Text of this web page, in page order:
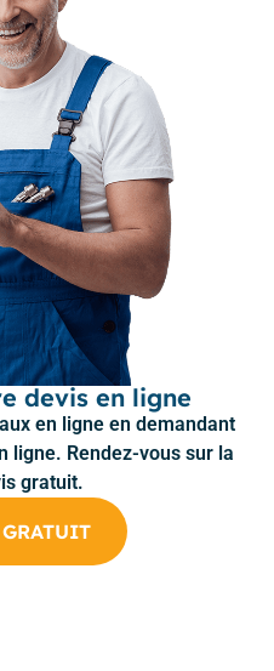
devis en ligne
en ligne en demandant
ligne. Rendez-vous sur la
gratuit.